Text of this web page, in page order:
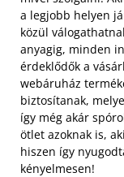
a legjobb helyen
közül
anyagig, minden
érdeklődők a
webáruház
biztosítanak,
így még akár
ötlet azoknak is,
hiszen így
kényelmesen!